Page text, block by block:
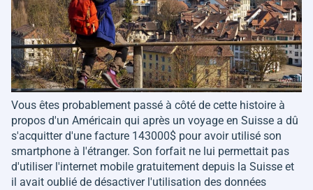
Vous êtes probablement passé à côté de cette histoire à
propos d'un Américain qui après un voyage en Suisse a dû
s'acquitter d'une facture 143000$ pour avoir utilisé son
smartphone à l'étranger. Son forfait ne lui permettait pas
d'utiliser l'internet mobile gratuitement depuis la Suisse et
il avait oublié de désactiver l'utilisation des données